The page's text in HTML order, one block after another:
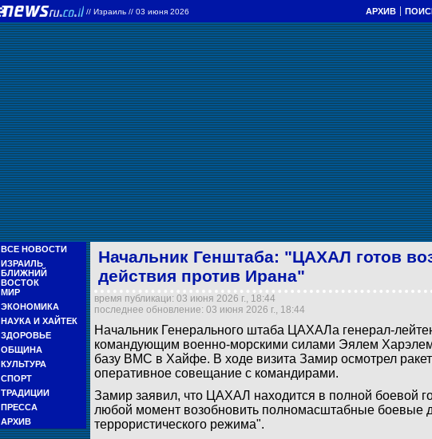
// Израиль // 03 июня 2026 АРХИВ
ВСЕ НОВОСТИ
ИЗРАИЛЬ
БЛИЖНИЙ
ВОСТОК
МИР
ЭКОНОМИКА
НАУКА И ХАЙТЕК
ЗДОРОВЬЕ
ОБЩИНА
КУЛЬТУРА
СПОРТ
ТРАДИЦИИ
ПРЕССА
АРХИВ
Начальник Генштаба: "ЦАХАЛ готов
действия против Ирана"
время публикаци: 03 июня 2026 г., 18:44
последнее обновление: 03 июня 2026 г., 18:44
Начальник Генерального штаба ЦАХАЛа генерал-
командующим военно-морскими силами Эялем Харэлем
базу ВМС в Хайфе. В ходе визита Замир осмотрел
оперативное совещание с командирами.
Замир заявил, что ЦАХАЛ находится в полной боевой
любой момент возобновить полномасштабные боевые
террористического режима".